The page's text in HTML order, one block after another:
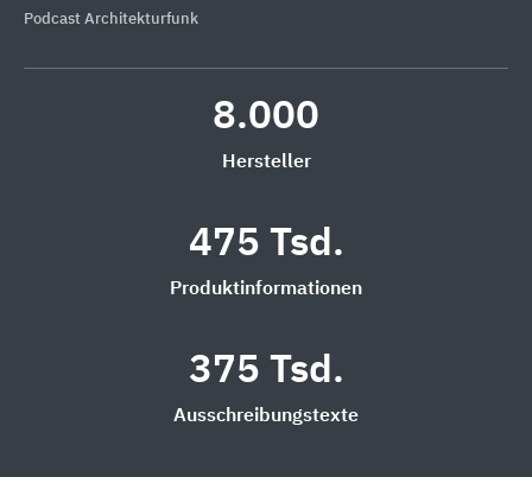
Podcast Architekturfunk
8.000
Hersteller
475 Tsd.
Produktinformationen
375 Tsd.
Ausschreibungstexte